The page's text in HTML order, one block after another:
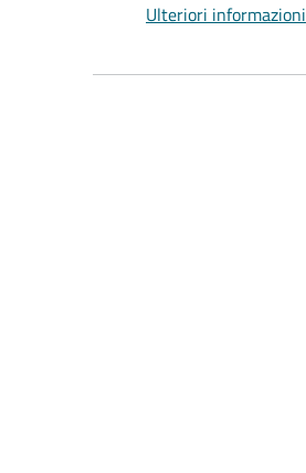
Ulteriori informazioni